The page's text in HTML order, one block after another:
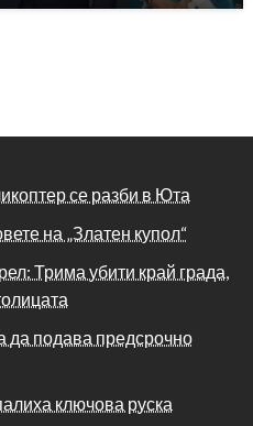
се разби в Юта
на „Златен купол“
Трима убити край града,
подава предсрочно
ключова руска